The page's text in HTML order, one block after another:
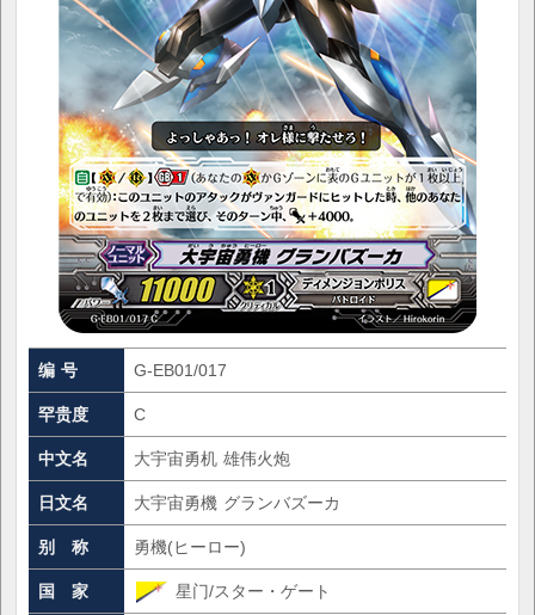
编 号 G-EB01/017
罕贵度 C
中文名 大宇宙勇机 雄伟火炮
日文名 大宇宙勇機 グランバズーカ
别 称 勇機(ヒーロー)
国 家 星门/スター・ゲート